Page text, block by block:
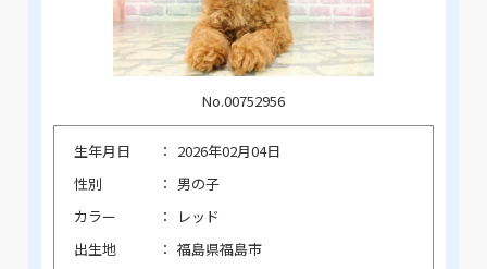
No.00752956
生年月日
2026年02月04日
性別
男の子
カラー
レッド
出生地
福島県福島市